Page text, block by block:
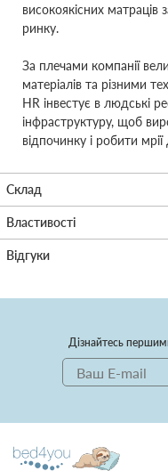
високоякісних
ринку.
За плечами компанії
матеріалів та різними
HR інвестує в людські
інфраструктуру, щоб
відпочинку і робити
Дізнайтесь